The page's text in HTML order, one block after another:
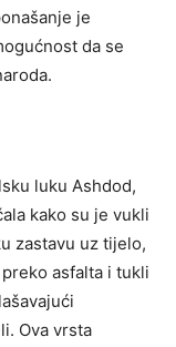
je
da se
luku Ashdod,
kako su je vukli
zastavu uz tijelo,
asfalta i tukli
Ova vrsta